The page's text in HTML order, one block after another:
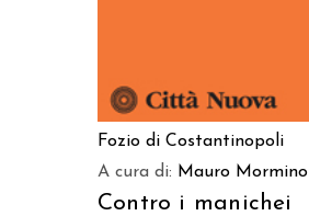
Fozio di Costantinopoli
A cura di: Mauro Mormino
Contro i manichei